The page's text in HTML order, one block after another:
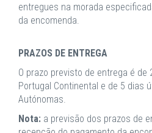
entregues na morada
da encomenda.
PRAZOS DE ENTREGA
O prazo previsto de entrega é de
Portugal Continental e de 5 dias
Autónomas.
Nota: a previsão dos prazos de